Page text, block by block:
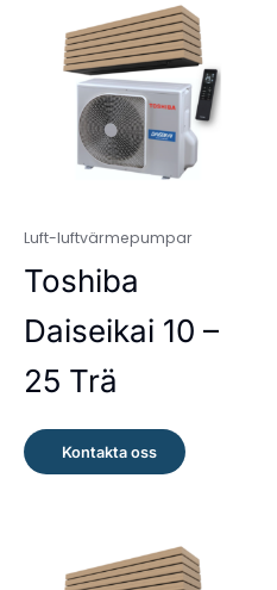
Luft-luftvärmepumpar
Toshiba
Daiseikai 10 –
25 Trä
Kontakta oss